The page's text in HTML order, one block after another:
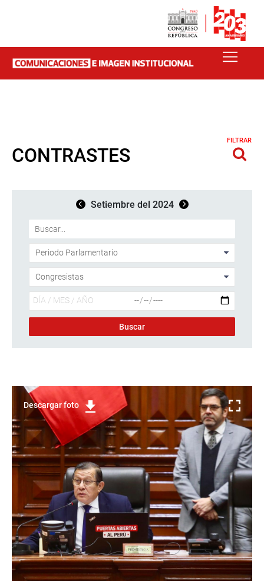
CONTRASTES
FILTRAR
Setiembre del 2024
Descargar foto